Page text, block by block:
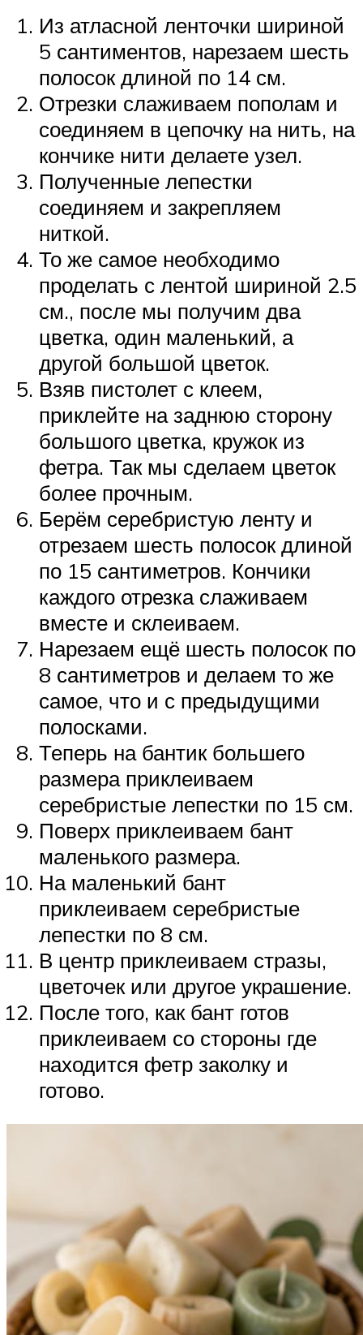
Из атласной ленточки шириной
5 сантиментов, нарезаем шесть
полосок длиной по 14 см.
Отрезки слаживаем пополам и
соединяем в цепочку на нить, на
кончике нити делаете узел.
Полученные лепестки
соединяем и закрепляем
ниткой.
То же самое необходимо
проделать с лентой шириной 2.5
см., после мы получим два
цветка, один маленький, а
другой большой цветок.
Взяв пистолет с клеем,
приклейте на заднюю сторону
большого цветка, кружок из
фетра. Так мы сделаем цветок
более прочным.
Берём серебристую ленту и
отрезаем шесть полосок длиной
по 15 сантиметров. Кончики
каждого отрезка слаживаем
вместе и склеиваем.
Нарезаем ещё шесть полосок по
8 сантиметров и делаем то же
самое, что и с предыдущими
полосками.
Теперь на бантик большего
размера приклеиваем
серебристые лепестки по 15 см.
Поверх приклеиваем бант
маленького размера.
На маленький бант
приклеиваем серебристые
лепестки по 8 см.
В центр приклеиваем стразы,
цветочек или другое украшение.
После того, как бант готов
приклеиваем со стороны где
находится фетр заколку и
готово.